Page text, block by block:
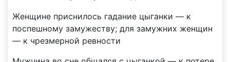
Женщине приснилось гадание цыганки — к
поспешному замужеству; для замужних женщин
— к чрезмерной ревности